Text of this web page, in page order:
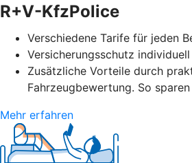
R+V-KfzPolice
Verschiedene Tarife für jeden
Versicherungsschutz
Zusätzliche Vorteile durch
Fahrzeugbewertung. So
Mehr erfahren